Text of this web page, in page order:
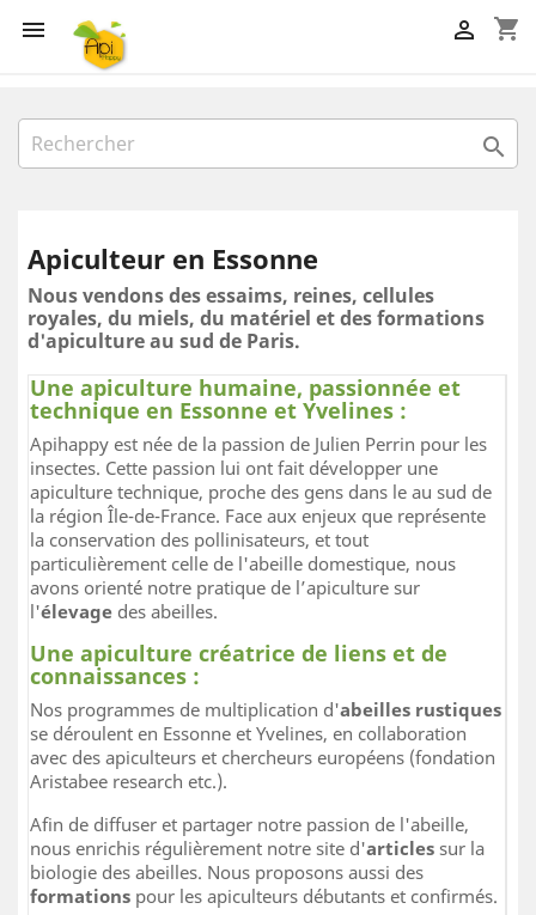
 shopping_cart


Apiculteur en Essonne
Nous vendons des essaims, reines, cellules
royales, du miels, du matériel et des formations
d'apiculture au sud de Paris.
Une apiculture humaine, passionnée et
technique en Essonne et Yvelines :
Apihappy est née de la passion de Julien Perrin pour les
insectes. Cette passion lui ont fait développer une
apiculture technique, proche des gens dans le au sud de
la région Île-de-France. Face aux enjeux que représente
la conservation des pollinisateurs, et tout
particulièrement celle de l'abeille domestique, nous
avons orienté notre pratique de l’apiculture sur
l'élevage des abeilles.
Une apiculture créatrice de liens et de
connaissances :
Nos programmes de multiplication d'abeilles rustiques
se déroulent en Essonne et Yvelines, en collaboration
avec des apiculteurs et chercheurs européens (fondation
Aristabee research etc.).
Afin de diffuser et partager notre passion de l'abeille,
nous enrichis régulièrement notre site d'articles sur la
biologie des abeilles. Nous proposons aussi des
formations pour les apiculteurs débutants et confirmés.